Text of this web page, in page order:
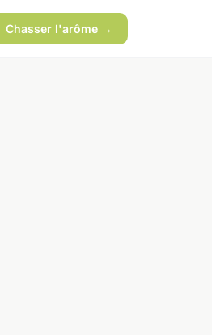
Chasser l'arôme →